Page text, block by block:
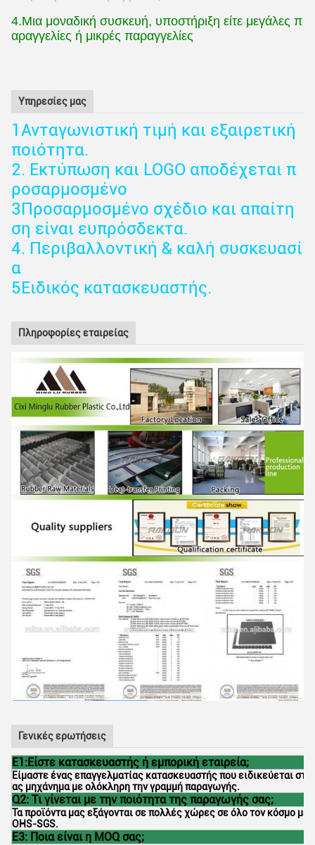
4.Μια μοναδική συσκευή, υποστήριξη είτε μεγάλες π
αραγγελίες ή μικρές παραγγελίες
Υπηρεσίες μας
1Ανταγωνιστική τιμή και εξαιρετική
ποιότητα.
2. Εκτύπωση και LOGO αποδέχεται π
ροσαρμοσμένο
3Προσαρμοσμένο σχέδιο και απαίτη
ση είναι ευπρόσδεκτα.
4. Περιβαλλοντική & καλή συσκευασί
α
5Ειδικός κατασκευαστής.
Πληροφορίες εταιρείας
Γενικές ερωτήσεις
Ε1:Είστε κατασκευαστής ή εμπορική εταιρεία;
Είμαστε ένας επαγγελματίας κατασκευαστής που ειδικεύεται
ας μηχάνημα με ολόκληρη την γραμμή παραγωγής.
Q2: Τι γίνεται με την ποιότητα της παραγωγής σας;
Τα προϊόντα μας εξάγονται σε πολλές χώρες σε όλο τον κόσμο με
OHS-SGS.
Ε3: Ποια είναι η MOQ σας;